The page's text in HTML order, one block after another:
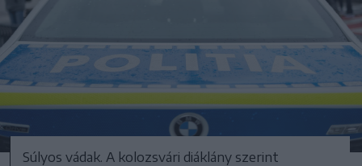
Súlyos vádak. A kolozsvári diáklány szerint